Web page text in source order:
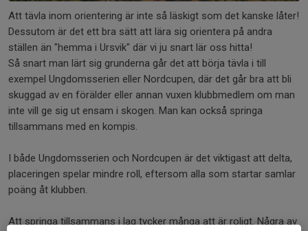
Att tävla inom orientering är inte så läskigt som det kanske låter!
Dessutom är det ett bra sätt att lära sig orientera på andra
ställen än "hemma i Ursvik" där vi ju snart lär oss hitta!
Så snart man lärt sig grunderna går det att börja tävla i till
exempel Ungdomsserien eller Nordcupen, där det går bra att bli
skuggad av en förälder eller annan vuxen klubbmedlem om man
inte vill ge sig ut ensam i skogen. Man kan också springa
tillsammans med en kompis.
I både Ungdomsserien och Nordcupen är det viktigast att delta,
placeringen spelar mindre roll, eftersom alla som startar samlar
poäng åt klubben.
Att springa tillsammans i lag tycker många att är roligt. Några av